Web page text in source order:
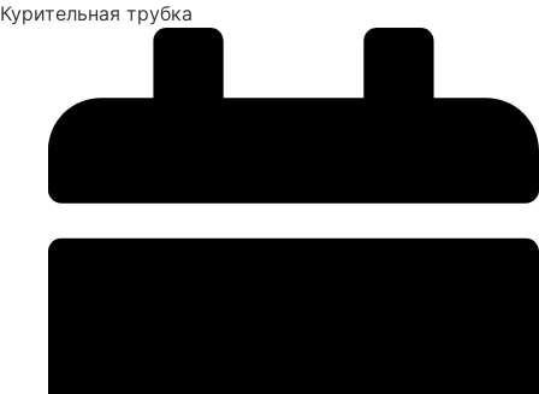
Курительная трубка